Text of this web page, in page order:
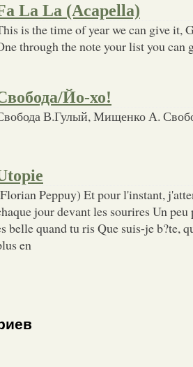
La La (Acapella)
is the time of year we can give it,
through the note your list you can
Йо-хо!
В.Гулый, Мищенко А.
Peppuy) Et pour l'instant,
jour devant les sourires Un
belle quand tu ris Que suis-je b?te,
en